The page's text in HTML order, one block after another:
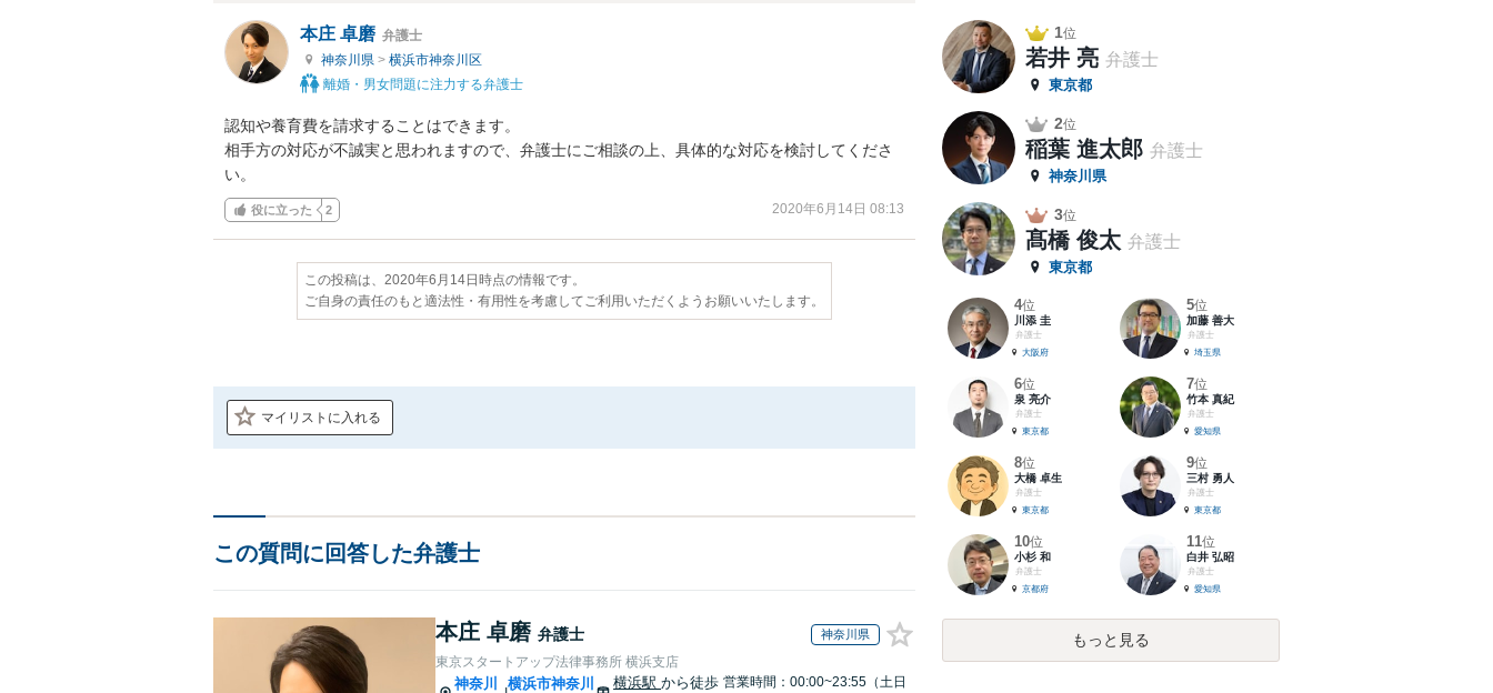
本庄 卓磨 弁護士
神奈川県 > 横浜市神奈川区
離婚・男女問題に注力する弁護士
認知や養育費を請求することはできます。
相手方の対応が不誠実と思われますので、弁護士にご相談の上、具体的な対応を検討してくださ
い。
役に立った 2 2020年6月14日 08:13
この投稿は、2020年6月14日時点の情報です。
ご自身の責任のもと適法性・有用性を考慮してご利用いただくようお願いいたします。
マイリストに入れる
この質問に回答した弁護士
本庄 卓磨 弁護士 神奈川県
東京スタートアップ法律事務所 横浜支店
神奈川
横浜市神奈川
横浜駅から徒歩 営業時間：00:00~23:55（土日
1位
若井 亮 弁護士
東京都
2位
稲葉 進太郎 弁護士
神奈川県
3位
髙橋 俊太 弁護士
東京都
4位
川添 圭
弁護士
大阪府
5位
加藤 善大
弁護士
埼玉県
6位
泉 亮介
弁護士
東京都
7位
竹本 真紀
弁護士
愛知県
8位
大橋 卓生
弁護士
東京都
9位
三村 勇人
弁護士
東京都
10位
小杉 和
弁護士
京都府
11位
白井 弘昭
弁護士
愛知県
もっと見る